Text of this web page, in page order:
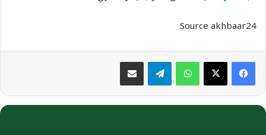
Source akhbaar24
واتسابتيلقرام مشاركة عبر البريد